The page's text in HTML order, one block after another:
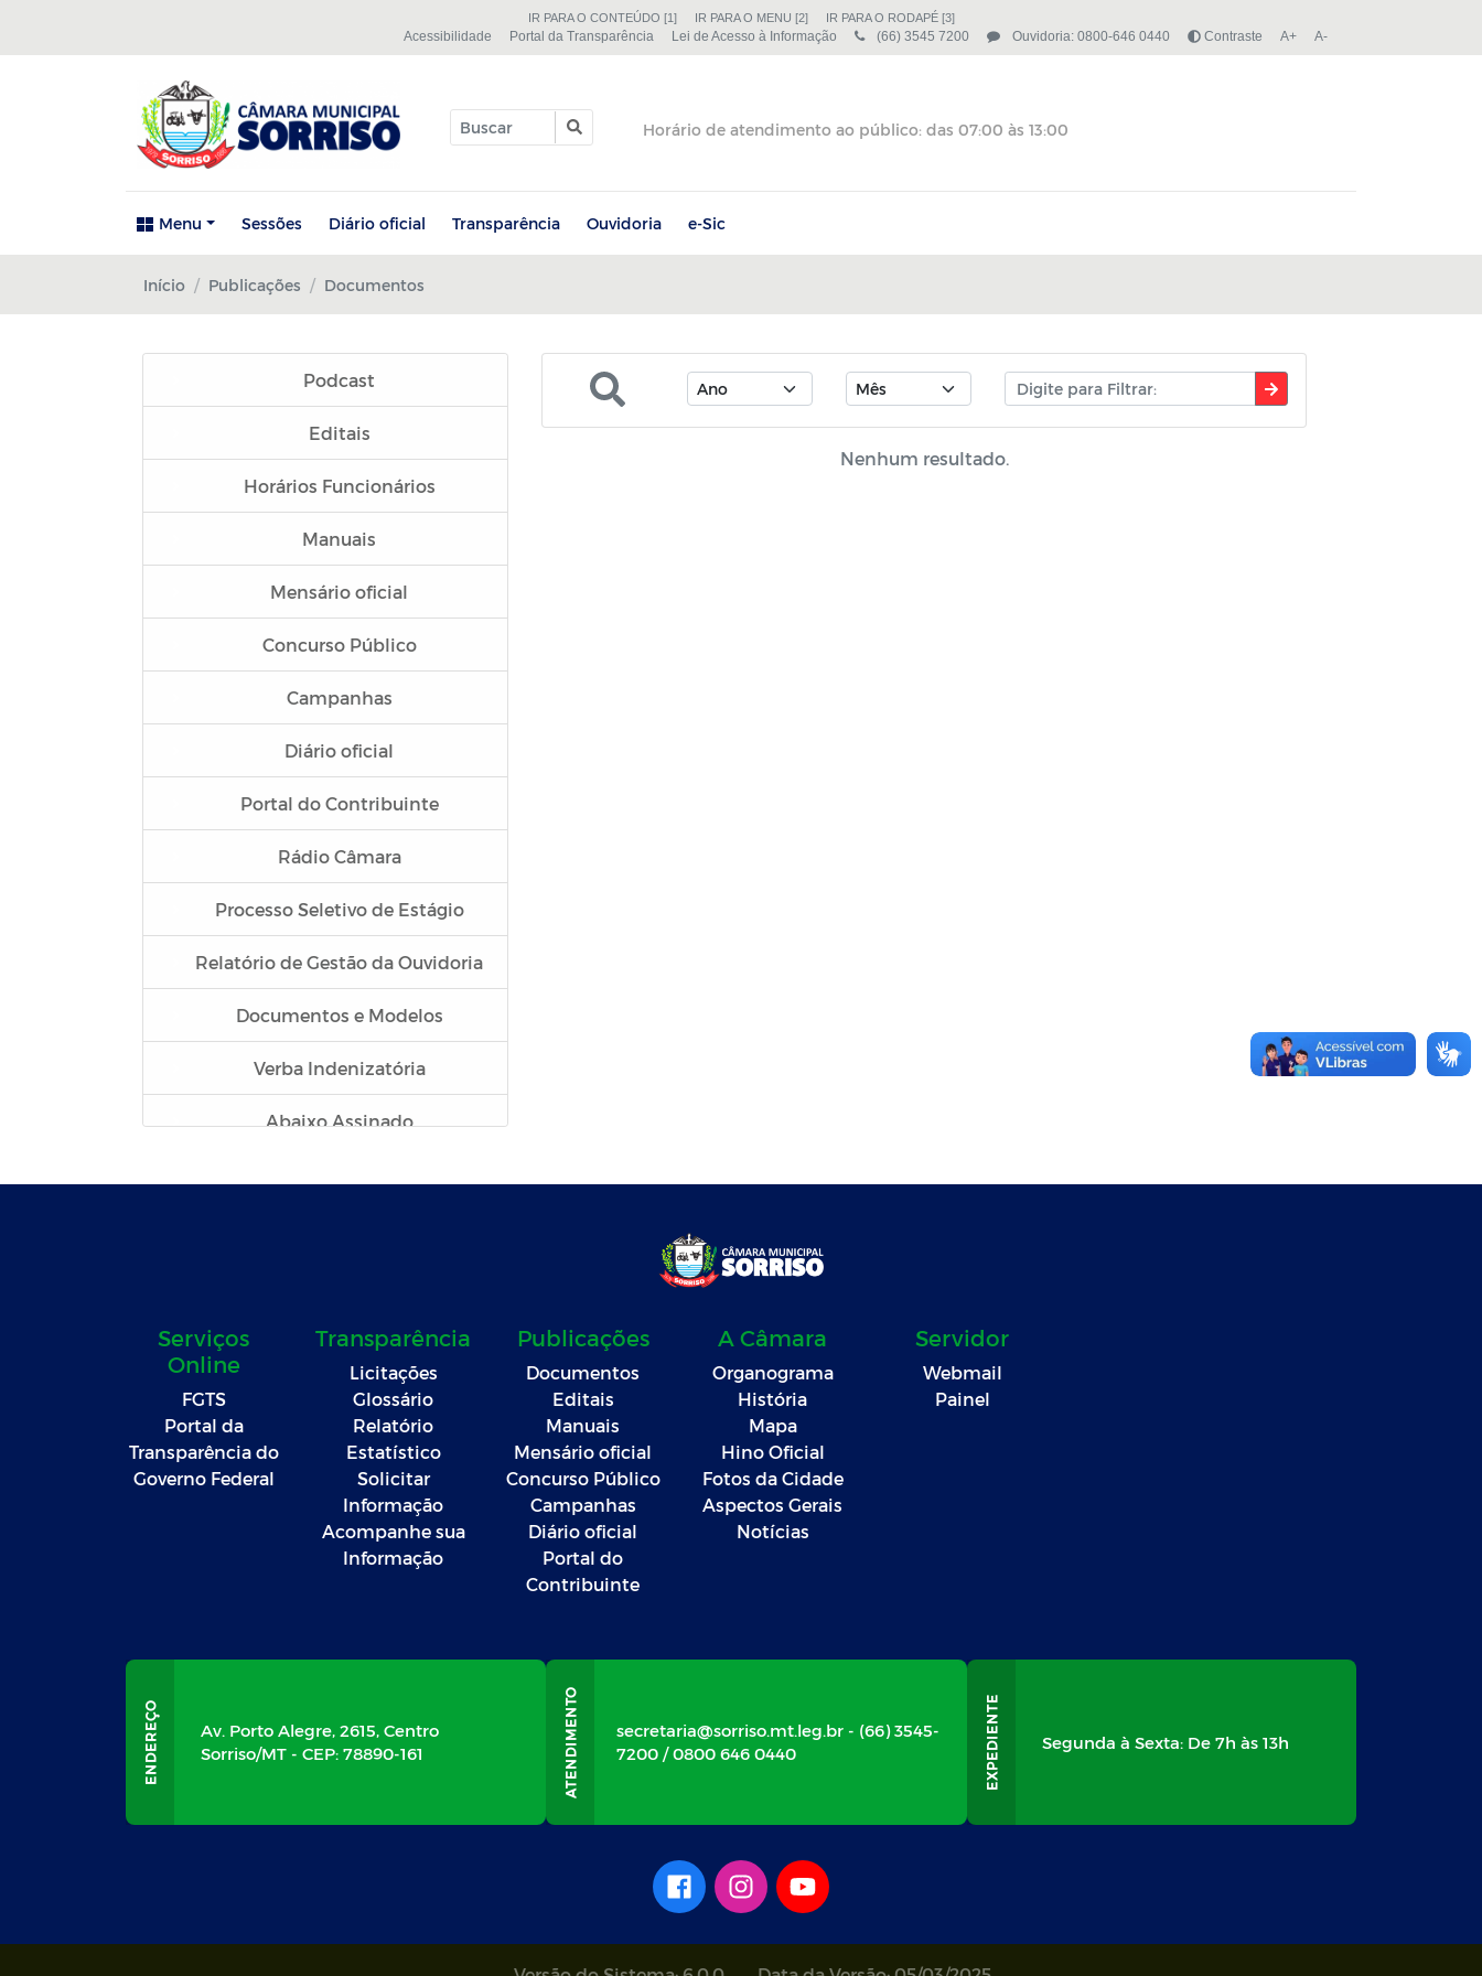
IR PARA O CONTEÚDO [1] IR PARA O MENU [2] IR PARA O RODAPÉ [3]
Acessibilidade Portal da Transparência Lei de Acesso à Informação (66) 3545 7200 Ouvidoria: 0800-646 0440 Contraste A+ A-
Menu Sessões Diário oficial Transparência Ouvidoria e-Sic
Início Publicações Documentos
Podcast
Editais
Horários Funcionários
Manuais
Mensário oficial
Concurso Público
Campanhas
Diário oficial
Portal do Contribuinte
Rádio Câmara
Processo Seletivo de Estágio
Relatório de Gestão da Ouvidoria
Documentos e Modelos
Verba Indenizatória
Abaixo Assinado
Prestação de Contas - LRF (RREO
Balancetes Mensais
Demonstrações Contábeis e
Contas Anuais de Gestão
Documentos
Nenhum resultado.
Serviços
Online
FGTS
Portal da
Transparência do
Governo Federal
Transparência
Licitações
Glossário
Relatório
Estatístico
Solicitar
Informação
Acompanhe sua
Informação
Publicações
Documentos
Editais
Manuais
Mensário oficial
Concurso Público
Campanhas
Diário oficial
Portal do
Contribuinte
A Câmara
Organograma
História
Mapa
Hino Oficial
Fotos da Cidade
Aspectos Gerais
Notícias
Servidor
Webmail
Painel
Av. Porto Alegre, 2615, Centro
Sorriso/MT - CEP: 78890-161
secretaria@sorriso.mt.leg.br - (66) 3545-
7200 / 0800 646 0440
Segunda à Sexta: De 7h às 13h